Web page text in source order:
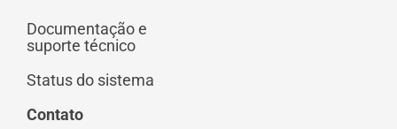
Documentação e
suporte técnico
Status do sistema
Contato